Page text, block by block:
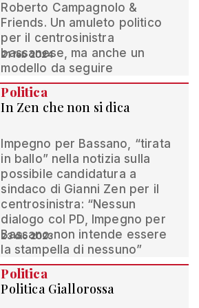
Roberto Campagnolo &
Friends. Un amuleto politico
per il centrosinistra
bassanese, ma anche un
modello da seguire
21 feb 2024
Politica
In Zen che non si dica
Impegno per Bassano, “tirata
in ballo” nella notizia sulla
possibile candidatura a
sindaco di Gianni Zen per il
centrosinistra: “Nessun
dialogo col PD, Impegno per
Bassano non intende essere
la stampella di nessuno”
23 dic 2023
Politica
Politica Giallorossa